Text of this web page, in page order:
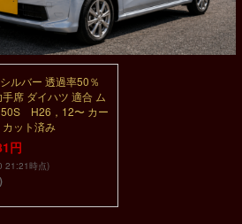
ルバー 透過率50％
席 ダイハツ 適合 ム
H26，12〜 カー
ット済み
円
21:21時点)